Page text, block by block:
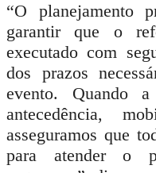
“O planejamento
garantir que o
executado com
dos prazos
evento. Quando
antecedência,
asseguramos que
para atender o